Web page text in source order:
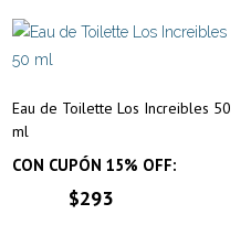
Eau de Toilette Los Increibles 50
ml
CON CUPÓN 15% OFF:
$293